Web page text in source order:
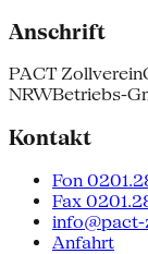
Anschrift
PACT Zollverein
NRWBetriebs-
Kontakt
Fon
Fax
Anfahrt